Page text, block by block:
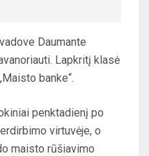
Daumante
Lapkritį klasė
banke“.
penktadienį po
virtuvėje, o
maisto rūšiavimo